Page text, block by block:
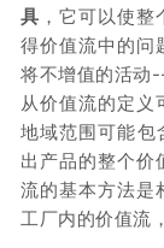
具 ，它可以使
得价值流中的问
将不增值的活动
从价值流的定义
地域范围可能包
出产品的整个价
流的基本方法是
工厂内的价值流